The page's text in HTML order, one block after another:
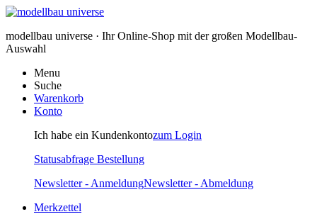
modellbau universe · Ihr Online-Shop mit der großen Modellbau-
Auswahl
Menu
Suche
Warenkorb
Konto
Ich habe ein Kundenkontozum Login
Statusabfrage Bestellung
Newsletter - AnmeldungNewsletter - Abmeldung
Merkzettel